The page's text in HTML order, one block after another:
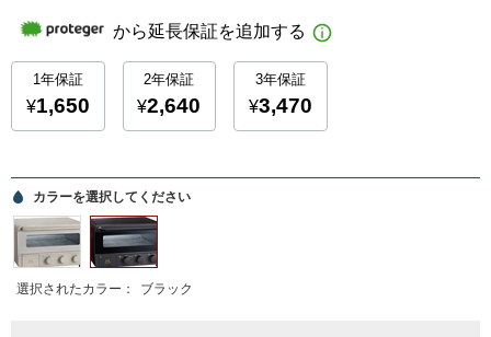
カラーを選択してください
選択されたカラー： ブラック